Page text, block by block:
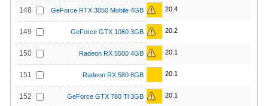
148 GeForce RTX 3050 Mobile 4GB 20.4
149 GeForce GTX 1060 3GB 20.2
150 Radeon RX 5500 4GB 20.1
151 Radeon RX 580 8GB 20.1
152 GeForce GTX 780 Ti 3GB 20.1